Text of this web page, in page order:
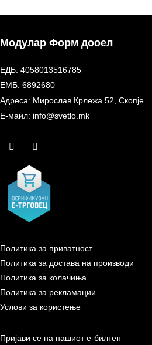
Модулар Форм дооел
ЕДБ: 4058013516785
ЕМБ: 6892680
Адреса: Мирослав Крлежа 52, Скопје
Е-маил: info@svetlo.mk
Политика за приватност
Политика за достава на производи
Политика за колачиња
Политика за рекламации
Услови за користење
Пријави се на нашиот е-билтен